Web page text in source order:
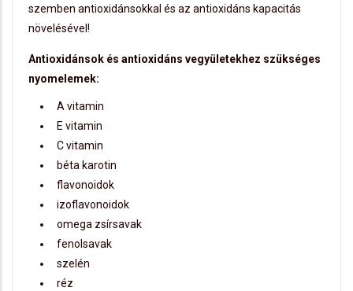
szemben antioxidánsokkal és az antioxidáns kapacitás
növelésével!
Antioxidánsok és antioxidáns vegyületekhez szükséges
nyomelemek:
A vitamin
E vitamin
C vitamin
béta karotin
flavonoidok
izoflavonoidok
omega zsírsavak
fenolsavak
szelén
réz